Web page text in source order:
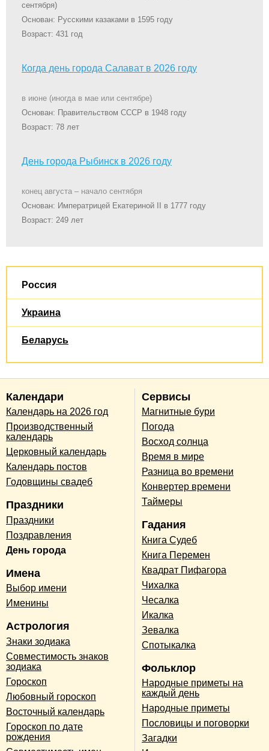
сентября)
Основан: Русскими казаками в 1595 году
Возраст: 431 год
Когда день города Салават в 2026 году
в июне (иногда в мае или сентябре)
Основан: Правительством СССР в 1948 году
Возраст: 78 лет
День города Рыбинск в 2026 году
конец августа – начало сентября
Основан: Императрицей Екатериной II в 1777 году
Возраст: 249 лет
Россия
Украина
Беларусь
Календари
Календарь на 2026 год
Производственный
календарь
Церковный календарь
Календарь постов
Годовщины свадеб
Праздники
Праздники
Поздравления
День города
Имена
Выбор имени
Именины
Астрология
Знаки зодиака
Совместимость знаков
зодиака
Гороскоп
Любовный гороскоп
Восточный календарь
Гороскоп по дате
рождения
Сервисы
Магнитные бури
Погода
Восход солнца
Время в мире
Разница во времени
Конвертер времени
Таймеры
Гадания
Книга Судеб
Книга Перемен
Квадрат Пифагора
Чихалка
Чесалка
Икалка
Зевалка
Спотыкалка
Фольклор
Народные приметы на
каждый день
Народные приметы
Пословицы и поговорки
Загадки